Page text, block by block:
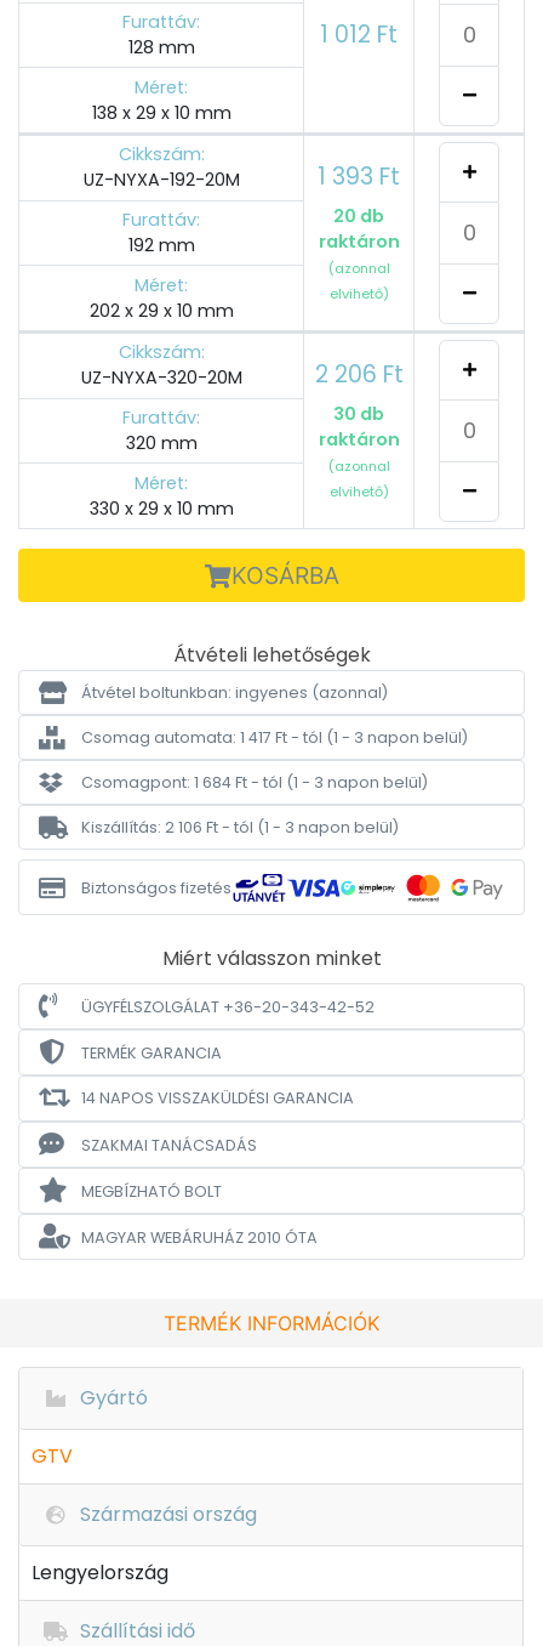
1 012 Ft
Furattáv:
128 mm
Méret:
138 x 29 x 10 mm
Cikkszám:
UZ-NYXA-192-20M
1 393 Ft
20 db
raktáron
(azonnal
elvihető)
Furattáv:
192 mm
Méret:
202 x 29 x 10 mm
Cikkszám:
UZ-NYXA-320-20M
2 206 Ft
30 db
raktáron
(azonnal
elvihető)
Furattáv:
320 mm
Méret:
330 x 29 x 10 mm
KOSÁRBA
Átvételi lehetőségek
Átvétel boltunkban: ingyenes (azonnal)
Csomag automata: 1 417 Ft - tól (1 - 3 napon belül)
Csomagpont: 1 684 Ft - tól (1 - 3 napon belül)
Kiszállítás: 2 106 Ft - tól (1 - 3 napon belül)
Biztonságos fizetés
Miért válasszon minket
ÜGYFÉLSZOLGÁLAT +36-20-343-42-52
TERMÉK GARANCIA
14 NAPOS VISSZAKÜLDÉSI GARANCIA
SZAKMAI TANÁCSADÁS
MEGBÍZHATÓ BOLT
MAGYAR WEBÁRUHÁZ2010 ÓTA
TERMÉK INFORMÁCIÓK
Gyártó
GTV
Származási ország
Lengyelország
Szállítási idő